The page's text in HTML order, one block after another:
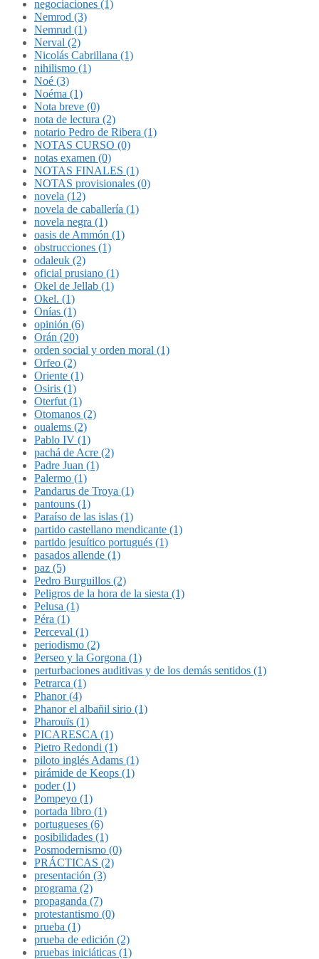
negociaciones (1)
Nemrod (3)
Nemrud (1)
Nerval (2)
Nicolás Cabrillana (1)
nihilismo (1)
Noé (3)
Noéma (1)
Nota breve (0)
nota de lectura (2)
notario Pedro de Ribera (1)
NOTAS CURSO (0)
notas examen (0)
NOTAS FINALES (1)
NOTAS provisionales (0)
novela (12)
novela de caballería (1)
novela negra (1)
oasis de Ammón (1)
obstrucciones (1)
odaleuk (2)
oficial prusiano (1)
Okel de Jellab (1)
Okel. (1)
Onías (1)
opinión (6)
Orán (20)
orden social y orden moral (1)
Orfeo (2)
Oriente (1)
Osiris (1)
Oterfut (1)
Otomanos (2)
oualems (2)
Pablo IV (1)
pachá de Acre (2)
Padre Juan (1)
Palermo (1)
Pandarus de Troya (1)
pantouns (1)
Paraíso de las islas (1)
partido castellano mendicante (1)
partido jesuítico portugués (1)
pasados allende (1)
paz (5)
Pedro Burguillos (2)
Peligros de la hora de la siesta (1)
Pelusa (1)
Péra (1)
Perceval (1)
periodismo (2)
Perseo y la Gorgona (1)
perturbaciones auditivas y de los demás sentidos (1)
Petrarca (1)
Phanor (4)
Phanor el albañil sirio (1)
Pharouïs (1)
PICARESCA (1)
Pietro Redondi (1)
piloto inglés Adams (1)
pirámide de Keops (1)
poder (1)
Pompeyo (1)
portada libro (1)
portugueses (6)
posibilidades (1)
Posmodernismo (0)
PRÁCTICAS (2)
presentación (3)
programa (2)
propaganda (7)
protestantismo (0)
prueba (1)
prueba de edición (2)
pruebas iniciáticas (1)